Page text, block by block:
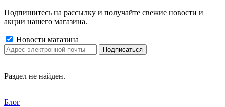
Подпишитесь на рассылку и получайте свежие новости и
акции нашего магазина.
Новости магазина
Раздел не найден.
Блог